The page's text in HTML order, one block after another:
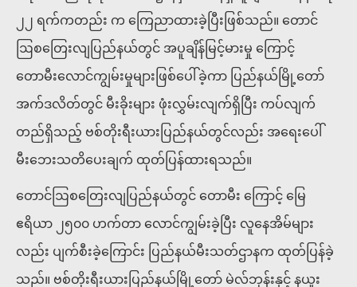
၂၂ ရက်ကတည်း က ကြေညာထားခဲ့ပြီးဖြစ်သည်။ တောင်
ဩစတြေးလျပြည်နယ်တွင် အပူချိန်မြင့်မားမှု ကြောင့်
တောမီးလောင်ကျွမ်းမှုများဖြစ်ပေါ်ခဲ့ကာ ပြည်နယ်မြို့တော်
အက်ဒလိတ်တွင် မီးခိုးများ ဖုံးလွှမ်းလျက်ရှိပြီး ကပ်လျက်
တည်ရှိသည့် ဗစ်တိုးရီးယားပြည်နယ်တွင်လည်း အရေးပေါ်
မီးဘေးသတိပေးချက် ထုတ်ပြန်ထားရသည်။
တောင်ဩစတြေးလျပြည်နယ်တွင် တောမီး ကြောင့် မြေ
ဧရိယာ ၂၅၀၀ ဟက်တာ လောင်ကျွမ်းခဲ့ပြီး လူနေအိမ်များ
လည်း ပျက်စီးခဲ့ကြောင်း ပြည်နယ်မီးသတ်ဌာနက ထုတ်ပြန်ခဲ့
သည်။ ဗစ်တိုးရီးယားပြည်နယ်မြို့တော် မဲလ်ဘုန်းနှင့် နယူး